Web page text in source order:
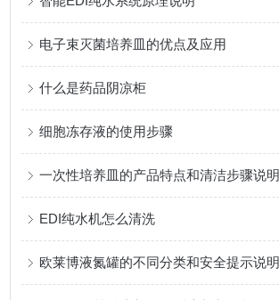
电子束灭菌培养皿的优点及应用
什么是药品阴凉柜
细胞冻存液的使用步骤
一次性培养皿的产品特点和清洁步骤说明
EDI纯水机怎么清洗
欧莱博液氮罐的不同分类和安全提示说明